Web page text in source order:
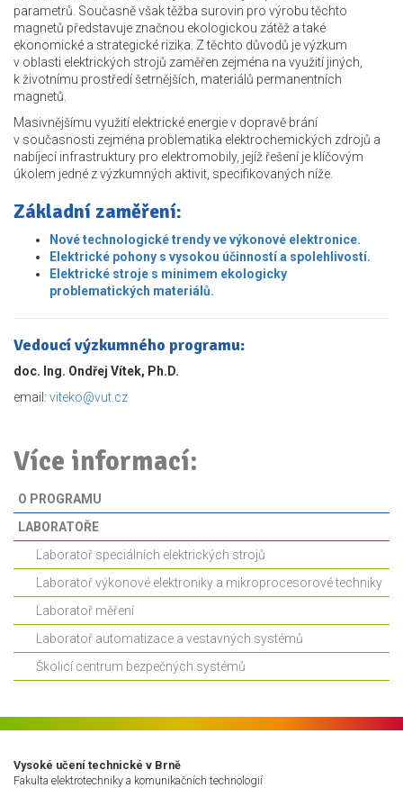
parametrů. Současně však těžba surovin pro výrobu těchto
magnetů představuje značnou ekologickou zátěž a také
ekonomické a strategické rizika. Z těchto důvodů je výzkum
v oblasti elektrických strojů zaměřen zejména na využití jiných,
k životnímu prostředí šetrnějších, materiálů permanentních
magnetů.
Masivnějšímu využití elektrické energie v dopravě brání
v současnosti zejména problematika elektrochemických zdrojů a
nabíjecí infrastruktury pro elektromobily, jejíž řešení je klíčovým
úkolem jedné z výzkumných aktivit, specifikovaných níže.
Základní zaměření:
Nové technologické trendy ve výkonové elektronice.
Elektrické pohony s vysokou účinností a spolehlivostí.
Elektrické stroje s minimem ekologicky
problematických materiálů.
Vedoucí výzkumného programu:
doc. Ing. Ondřej Vítek, Ph.D.
email: viteko@vut.cz
Více informací:
O PROGRAMU
LABORATOŘE
Laboratoř speciálních elektrických strojů
Laboratoř výkonové elektroniky a mikroprocesorové techniky
Laboratoř měření
Laboratoř automatizace a vestavných systémů
Školicí centrum bezpečných systémů
Vysoké učení technické v Brně
Fakulta elektrotechniky a komunikačních technologií